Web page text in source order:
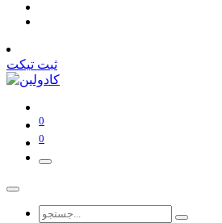
ثبت تیکت
0
0